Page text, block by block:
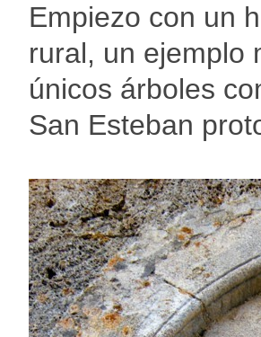
Empiezo con un
rural, un ejemplo
únicos árboles
San Esteban